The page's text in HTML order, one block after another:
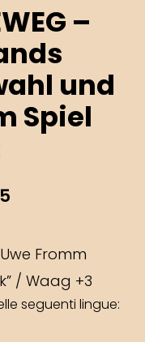
–
und
Spiel
Fromm
/ Waag +3
seguenti lingue: